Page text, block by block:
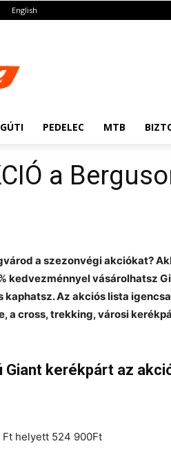
English
PEDELEC MTB
a
a szezonvégi akciókat?
kedvezménnyel vásárolhatsz
Az akciós lista
a cross, trekking, városi
Giant kerékpárt az
Ft helyett 524 900Ft